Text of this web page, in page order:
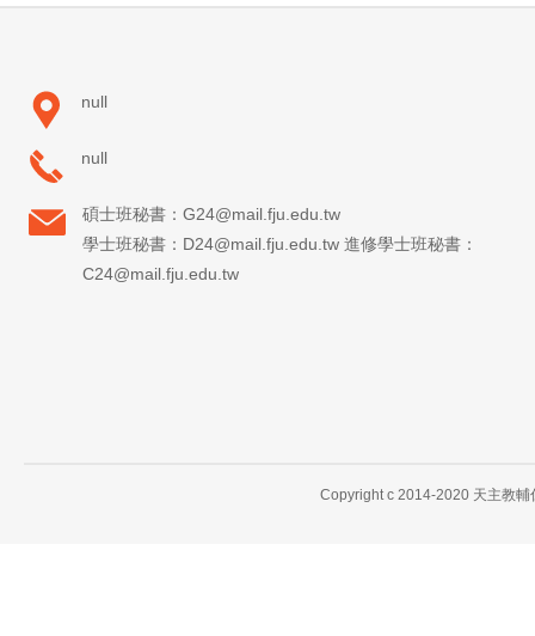
null
null
碩士班秘書：G24@mail.fju.edu.tw
學士班秘書：D24@mail.fju.edu.tw 進修學士班秘書：
C24@mail.fju.edu.tw
Copyright c 2014-2020 天主教